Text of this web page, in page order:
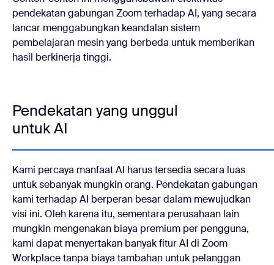
pendekatan gabungan Zoom terhadap AI, yang secara
lancar menggabungkan keandalan sistem
pembelajaran mesin yang berbeda untuk memberikan
hasil berkinerja tinggi.
Pendekatan yang unggul
untuk AI
Kami percaya manfaat AI harus tersedia secara luas
untuk sebanyak mungkin orang. Pendekatan gabungan
kami terhadap AI berperan besar dalam mewujudkan
visi ini. Oleh karena itu, sementara perusahaan lain
mungkin mengenakan biaya premium per pengguna,
kami dapat menyertakan banyak fitur AI di Zoom
Workplace tanpa biaya tambahan untuk pelanggan